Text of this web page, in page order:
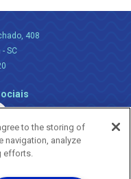
408
SC
to the storing of
navigation, analyze
efforts.